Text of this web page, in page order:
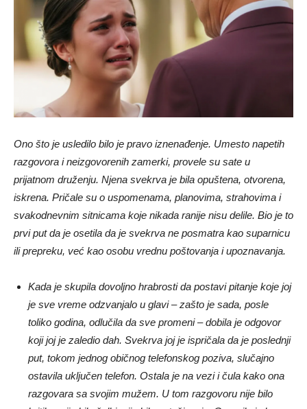
Ono što je usledilo bilo je pravo iznenađenje. Umesto napetih
razgovora i neizgovorenih zamerki, provele su sate u
prijatnom druženju. Njena svekrva je bila opuštena, otvorena,
iskrena. Pričale su o uspomenama, planovima, strahovima i
svakodnevnim sitnicama koje nikada ranije nisu delile. Bio je to
prvi put da je osetila da je svekrva ne posmatra kao suparnicu
ili prepreku, već kao osobu vrednu poštovanja i upoznavanja.
Kada je skupila dovoljno hrabrosti da postavi pitanje koje joj
je sve vreme odzvanjalo u glavi – zašto je sada, posle
toliko godina, odlučila da sve promeni – dobila je odgovor
koji joj je zaledio dah. Svekrva joj je ispričala da je poslednji
put, tokom jednog običnog telefonskog poziva, slučajno
ostavila uključen telefon. Ostala je na vezi i čula kako ona
razgovara sa svojim mužem. U tom razgovoru nije bilo